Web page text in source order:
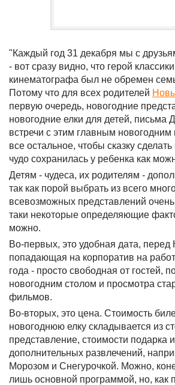
"Каждый год 31 декабря мы с
- вот сразу видно, что герой
кинематографа был не обремен
Потому что для всех родителей
первую очередь, новогодние
новогодние елки для детей, письма
встречи с этим главным
все остальное, чтобы сказку
чудо сохранилась у ребенка как
Детям - чудеса, их родителям -
так как порой выбрать из всего
всевозможных представлений
таки некоторые определяющие
можно.
Во-первых, это удобная дата,
попадающая на корпоратив на
года - просто свободная от гостей,
новогодним столом и просмотра
фильмов.
Во-вторых, это цена. Стоимость
новогоднюю елку складывается из
представление, стоимости подарка
дополнительных развлечений,
Морозом и Снегурочкой. Можно,
лишь основной программой, но, как